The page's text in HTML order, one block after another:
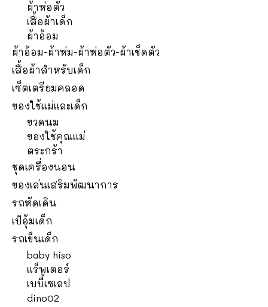
ผ้าห่อตัว
เสื้อผ้าเด็ก
ผ้าอ้อม
ผ้าอ้อม-ผ้าห่ม-ผ้าห่อตัว-ผ้าเช็ดตัว
เสื้อผ้าสำหรับเด็ก
เซ็ตเตรียมคลอด
ของใช้แม่และเด็ก
ขวดนม
ของใช้คุณแม่
ตระกร้า
ชุดเครื่องนอน
ของเล่นเสริมพัฒนาการ
รถหัดเดิน
เป้อุ้มเด็ก
รถเข็นเด็ก
baby hiso
แร็พเตอร์
เบบี้เซเลป
dino02